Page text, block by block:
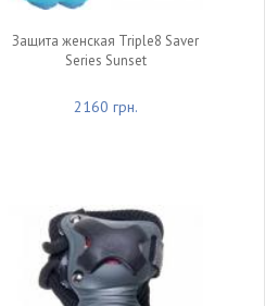
Защита женская Triple8 Saver
Series Sunset
2160 грн.